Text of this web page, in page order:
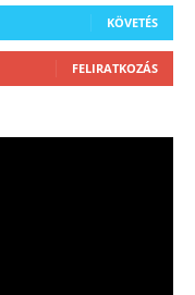
KÖVETÉS
FELIRATKOZÁS